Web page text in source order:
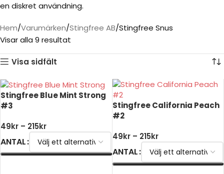
en diskret användning.
Hem Varumärken Stingfree AB Stingfree Snus
Visar alla 9 resultat
Visa sidfält
Stingfree Blue Mint Strong
#3
49kr – 215kr
ANTAL
Stingfree California Peach
#2
49kr – 215kr
ANTAL